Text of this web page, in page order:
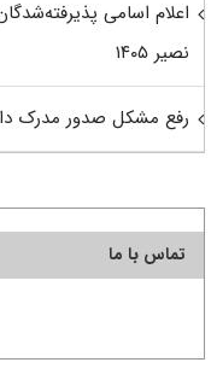
اعلام اسامی
نصیر ۱۴۰۵
رفع مشکل صدور مدرک
تماس با ما